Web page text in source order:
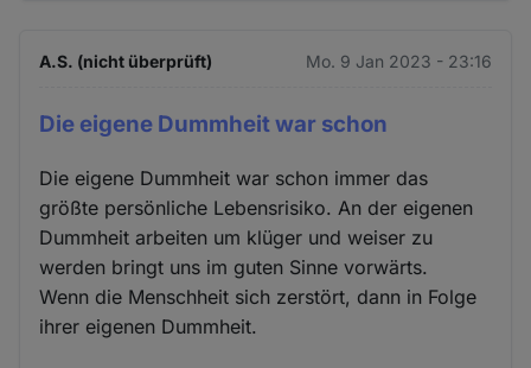
A.S. (nicht überprüft) Mo. 9 Jan 2023 - 23:16
Die eigene Dummheit war schon
Die eigene Dummheit war schon immer das
größte persönliche Lebensrisiko. An der eigenen
Dummheit arbeiten um klüger und weiser zu
werden bringt uns im guten Sinne vorwärts.
Wenn die Menschheit sich zerstört, dann in Folge
ihrer eigenen Dummheit.